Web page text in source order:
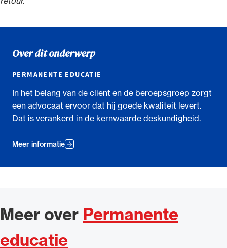
Over dit onderwerp
PERMANENTE EDUCATIE
In het belang van de client en de beroepsgroep zorgt
een advocaat ervoor dat hij goede kwaliteit levert.
Dat is verankerd in de kernwaarde deskundigheid.
Meer informatie
Meer over Permanente
educatie